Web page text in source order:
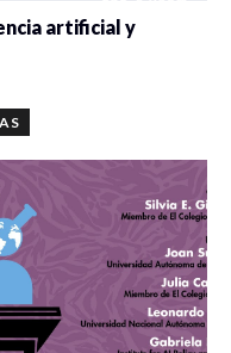
artificial y